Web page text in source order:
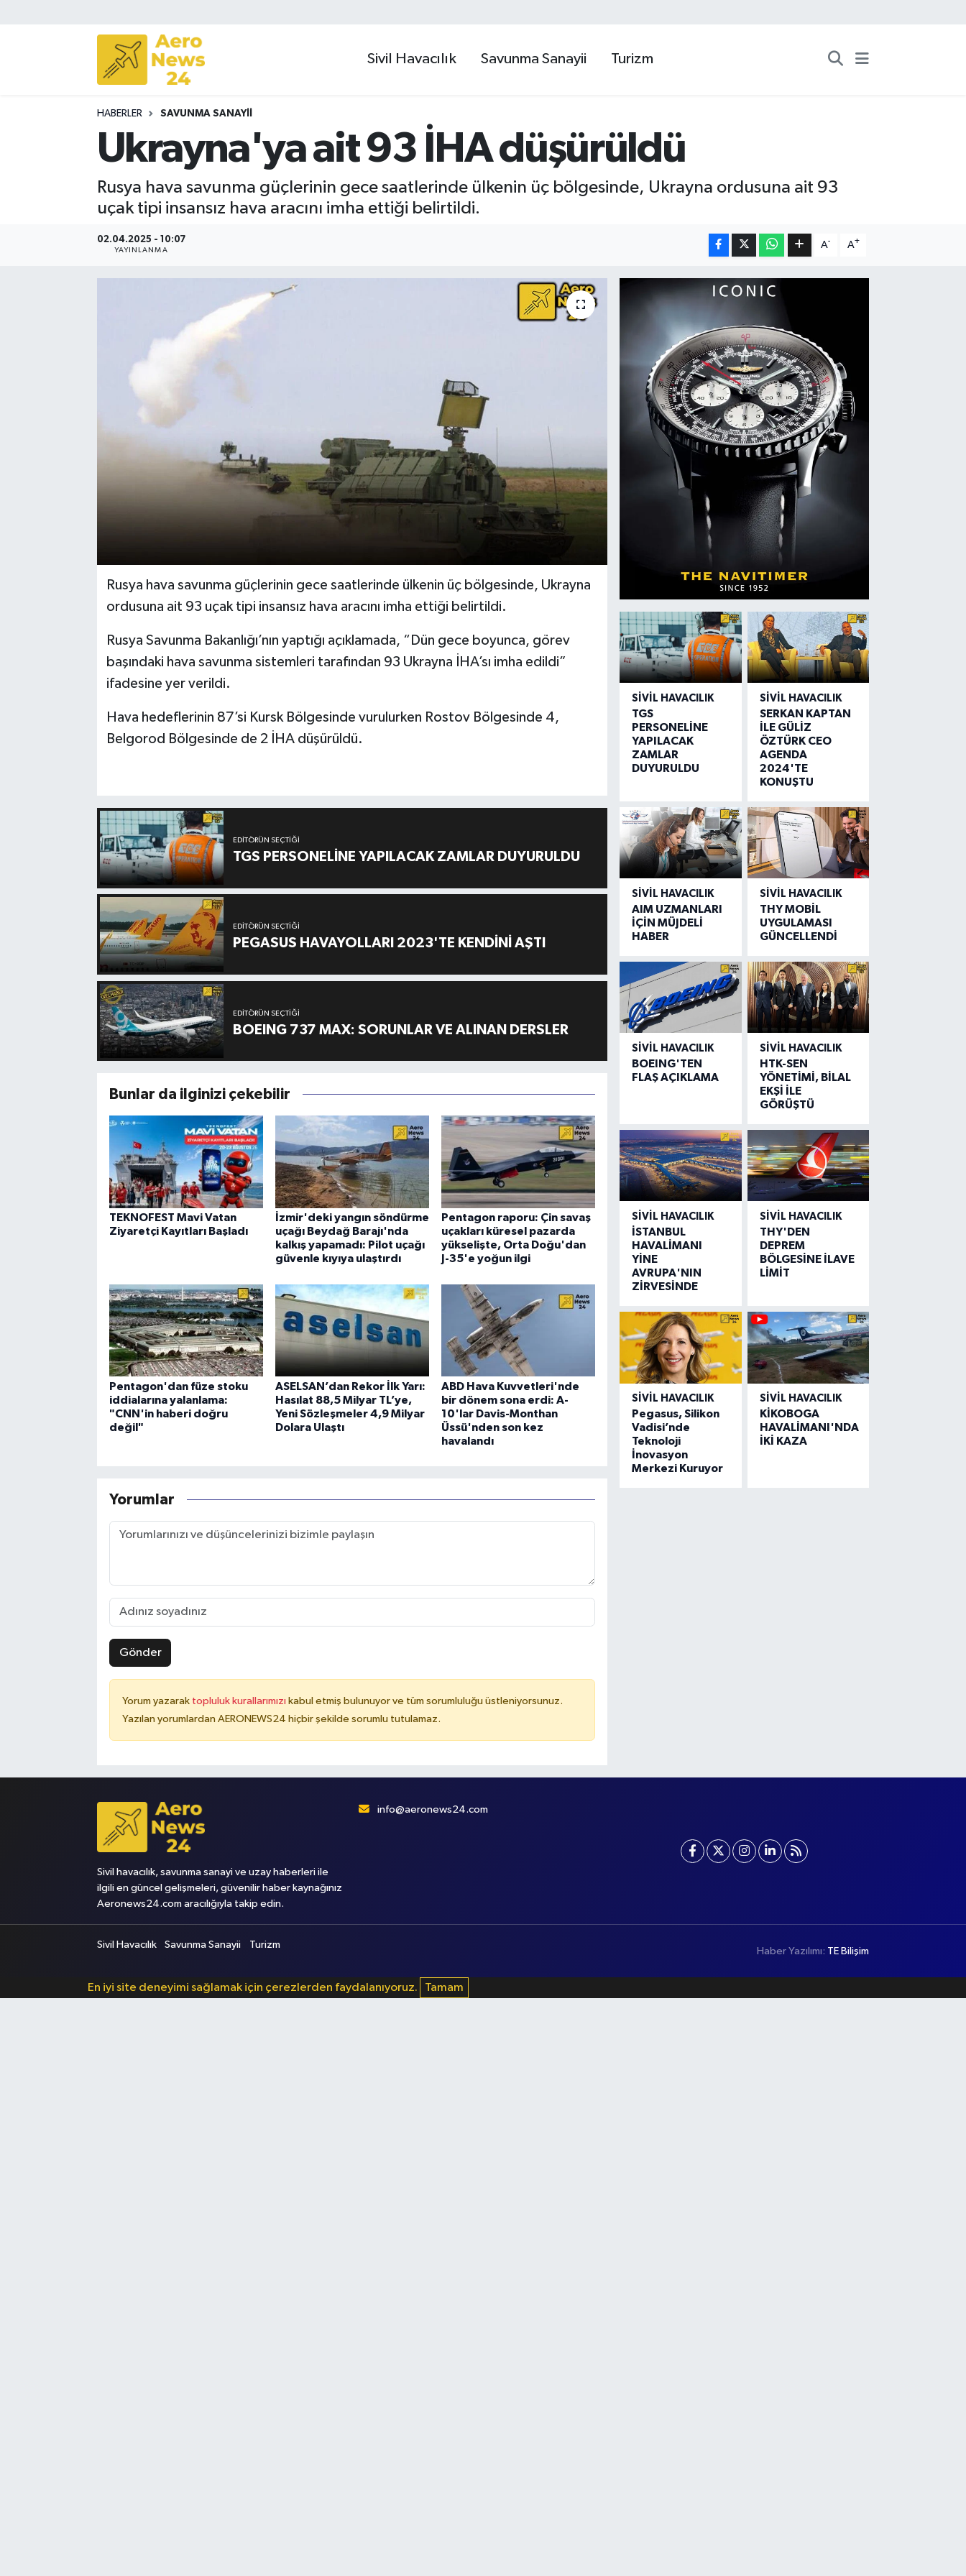
Sivil Havacılık Savunma Sanayii Turizm
HABERLER SAVUNMA SANAYII
Ukrayna'ya ait 93 İHA düşürüldü
Rusya hava savunma güçlerinin gece saatlerinde ülkenin üç bölgesinde, Ukrayna ordusuna ait 93
uçak tipi insansız hava aracını imha ettiği belirtildi.
02.04.2025 - 10:07
YAYINLANMA
A- A+
Rusya hava savunma güçlerinin gece saatlerinde ülkenin üç bölgesinde, Ukrayna
ordusuna ait 93 uçak tipi insansız hava aracını imha ettiği belirtildi.
Rusya Savunma Bakanlığı’nın yaptığı açıklamada, “Dün gece boyunca, görev
başındaki hava savunma sistemleri tarafından 93 Ukrayna İHA’sı imha edildi”
ifadesine yer verildi.
Hava hedeflerinin 87’si Kursk Bölgesinde vurulurken Rostov Bölgesinde 4,
Belgorod Bölgesinde de 2 İHA düşürüldü.
EDITÖRÜN SEÇTIĞI
TGS PERSONELİNE YAPILACAK ZAMLAR DUYURULDU
EDITÖRÜN SEÇTIĞI
PEGASUS HAVAYOLLARI 2023'TE KENDİNİ AŞTI
EDITÖRÜN SEÇTIĞI
BOEING 737 MAX: SORUNLAR VE ALINAN DERSLER
Bunlar da ilginizi çekebilir
TEKNOFEST Mavi Vatan
Ziyaretçi Kayıtları Başladı
İzmir'deki yangın söndürme
uçağı Beydağ Barajı'nda
kalkış yapamadı: Pilot uçağı
güvenle kıyıya ulaştırdı
Pentagon raporu: Çin savaş
uçakları küresel pazarda
yükselişte, Orta Doğu'dan
J-35'e yoğun ilgi
Pentagon'dan füze stoku
iddialarına yalanlama:
"CNN'in haberi doğru
değil"
ASELSAN’dan Rekor İlk Yarı:
Hasılat 88,5 Milyar TL’ye,
Yeni Sözleşmeler 4,9 Milyar
Dolara Ulaştı
ABD Hava Kuvvetleri'nde
bir dönem sona erdi: A-
10'lar Davis-Monthan
Üssü'nden son kez
havalandı
Yorumlar
Gönder
Yorum yazarak topluluk kurallarımızı kabul etmiş bulunuyor ve tüm sorumluluğu üstleniyorsunuz.
Yazılan yorumlardan AERONEWS24 hiçbir şekilde sorumlu tutulamaz.
SIVIL HAVACILIK
TGS
PERSONELİNE
YAPILACAK
ZAMLAR
DUYURULDU
SIVIL HAVACILIK
SERKAN KAPTAN
İLE GÜLİZ
ÖZTÜRK CEO
AGENDA
2024'TE
KONUŞTU
SIVIL HAVACILIK
AIM UZMANLARI
İÇİN MÜJDELİ
HABER
SIVIL HAVACILIK
THY MOBİL
UYGULAMASI
GÜNCELLENDİ
SIVIL HAVACILIK
BOEING'TEN
FLAŞ AÇIKLAMA
SIVIL HAVACILIK
HTK-SEN
YÖNETİMİ, BİLAL
EKŞİ İLE
GÖRÜŞTÜ
SIVIL HAVACILIK
İSTANBUL
HAVALİMANI
YİNE
AVRUPA'NIN
ZİRVESİNDE
SIVIL HAVACILIK
THY'DEN
DEPREM
BÖLGESİNE İLAVE
LİMİT
SIVIL HAVACILIK
Pegasus, Silikon
Vadisi’nde
Teknoloji
İnovasyon
Merkezi Kuruyor
SIVIL HAVACILIK
KİKOBOGA
HAVALİMANI'NDA
İKİ KAZA
Sivil havacılık, savunma sanayi ve uzay haberleri ile
ilgili en güncel gelişmeleri, güvenilir haber kaynağınız
Aeronews24.com aracılığıyla takip edin.
info@aeronews24.com
Sivil Havacılık Savunma Sanayii Turizm
Haber Yazılımı: TE Bilişim
En iyi site deneyimi sağlamak için çerezlerden faydalanıyoruz. Tamam
Sivil Havacılık